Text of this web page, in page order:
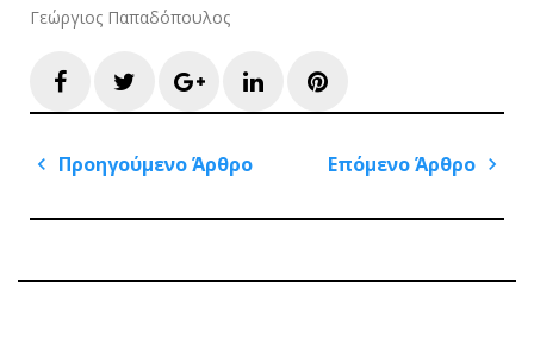
Γεώργιος Παπαδόπουλος
FacebookTwitterGoogle+LinkedInPinterest
Πλοήγηση
Προηγούμενο Άρθρο
Επόμενο Άρθρο